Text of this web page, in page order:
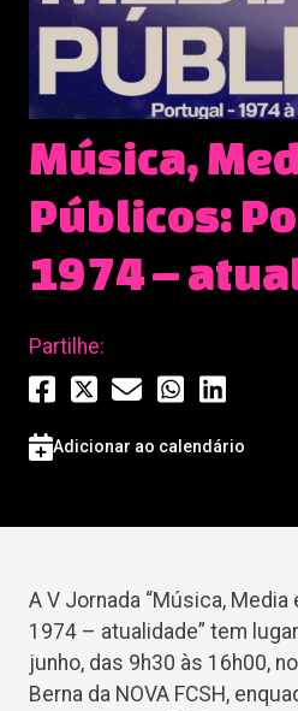
Música,
Públicos:
1974 –
Partilhe:
Adicionar ao calendário
A V Jornada “Música, Media
1974 – atualidade” tem
junho, das 9h30 às 16h00, no
Berna da NOVA FCSH,